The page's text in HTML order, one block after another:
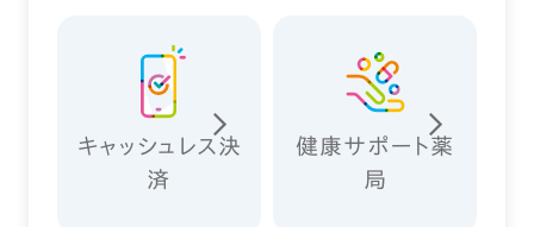
キャッシュレス決
済
健康サポート薬
局